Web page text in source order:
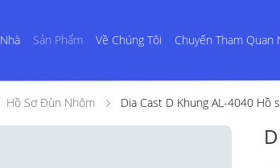
Nhà Sản Phẩm Về Chúng Tôi Chuyến Tham Quan
Hồ Sơ Đùn Nhôm Dia Cast D Khung AL-4040 Hồ